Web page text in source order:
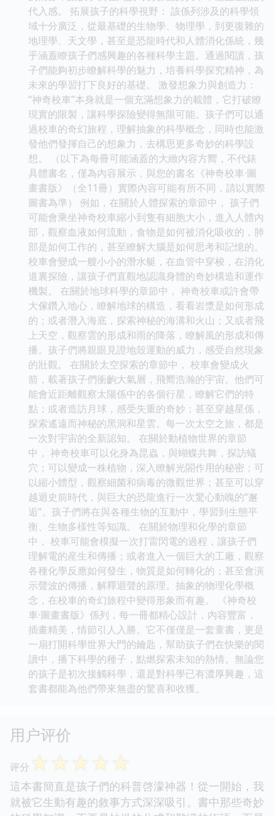
代入感。 拓展孩子的科學視野： 該係列涉及的科學領
域十分廣泛，從最基礎的生物學、物理學，到更復雜的
地理學、天文學，甚至是恐龍時代和人體消化係統，幾
乎涵蓋瞭孩子們感興趣的各種科學主題。通過閱讀，孩
子們能夠初步瞭解科學的魅力，培養科學探究精神，為
未來的學習打下良好的基礎。 激發想象力與創造力：
“神奇校車”本身就是一個充滿想象力的載體，它打破瞭
現實的限製，讓科學探險變得無限可能。孩子們可以通
過校車的奇幻旅程，理解抽象的科學概念，同時也能激
發他們發揮自己的想象力，去構思更多奇妙的科學設
想。 （以下為每冊可能涵蓋的大緻內容方嚮，不代錶
具體書名，僅為內容展示，與您的書名《神奇校車·圖
畫書版》（全11冊）實際內容可能有所不同，請以實際
圖書為準） 例如，在關於人體探索的章節中， 孩子們
可能會乘坐神奇校車縮小到隻有細胞大小，進入人體內
部，觀察血液如何流動，食物是如何被消化吸收的，肺
部是如何工作的，甚至瞭解大腦是如何思考和記憶的。
校車會變成一艘小小的潛水艇，在血管中穿梭，在消化
道裏探險，讓孩子們直觀地認識身體的奇妙構造和運作
機製。 在關於地球科學的章節中， 神奇校車或許會帶
大傢鑽入地心，瞭解地球的構造，看看岩漿是如何形成
的；或者潛入海底，探索神秘的海溝和火山；又或者飛
上天空，觀察雲的形成和雨的降落，瞭解風的形成和傳
播。孩子們將親眼見證地殼運動的威力，感受自然現象
的壯觀。 在關於太空探索的章節中， 校車會變成火
箭，載著孩子們衝齣大氣層，飛嚮浩瀚的宇宙。他們可
能會近距離觀察太陽係中的各個行星，瞭解它們的特
點；或者造訪月球，感受失重的奇妙；甚至穿越星係，
探索遙遠而神秘的黑洞和星雲。每一次太空之旅，都是
一次對宇宙的全新認知。 在關於動植物世界的章節
中， 神奇校車可以化身為昆蟲，與蝴蝶共舞，探訪蟻
穴；可以變成一株植物，深入瞭解光閤作用的秘密；可
以縮小體型，觀察細菌和病毒的微觀世界；甚至可以穿
越迴史前時代，與巨大的恐龍進行一次驚心動魄的“邂
逅”。孩子們將在與各種生物的互動中，學習到生態平
衡、生物多樣性等知識。 在關於物理和化學的章節
中， 校車可能會模擬一次打雷閃電的過程，讓孩子們
理解電的産生和傳播；或者進入一個巨大的工廠，觀察
各種化學反應如何發生，物質是如何轉化的；甚至會演
示聲波的傳播，解釋迴聲的原理。抽象的物理化學概
念，在校車的奇幻旅程中變得形象而有趣。 《神奇校
車·圖畫書版》係列，每一冊都精心設計，內容豐富，
插畫精美，情節引人入勝。它不僅僅是一套童書，更是
一扇打開科學世界大門的鑰匙，幫助孩子們在快樂的閱
讀中，播下科學的種子，點燃探索未知的熱情。無論您
的孩子是初次接觸科學，還是對科學已有濃厚興趣，這
套書都能為他們帶來無盡的驚喜和收獲。
用户评价
评分 ☆☆☆☆☆
這本書簡直是孩子們的科普啓濛神器！從一開始，我
就被它生動有趣的敘事方式深深吸引。書中那些奇妙